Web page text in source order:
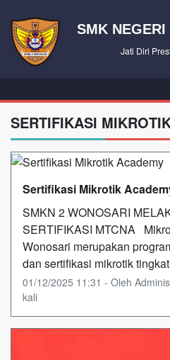
SMK
Jati Diri
SERTIFIKASI
Sertifikasi Mikrotik
SMKN 2 WONOSARI
SERTIFIKASI MTCNA
Wonosari merupakan
dan sertifikasi mikrotik
01/12/2025 11:31 - Oleh
kali